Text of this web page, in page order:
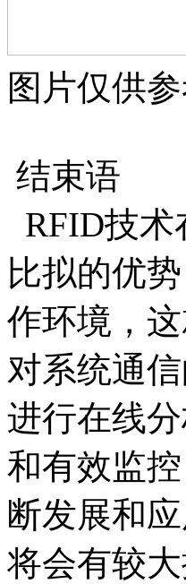
图片仅供
结束语
RFID技
比拟的优
作环境，
对系统通
进行在线
和有效监
断发展和
将会有较